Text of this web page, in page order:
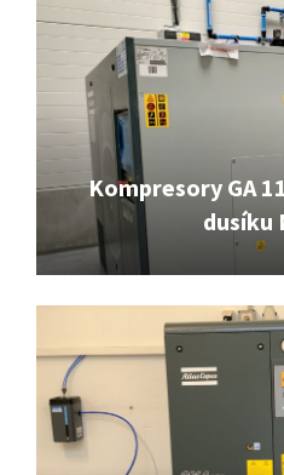
Kompresory GA
dusíku